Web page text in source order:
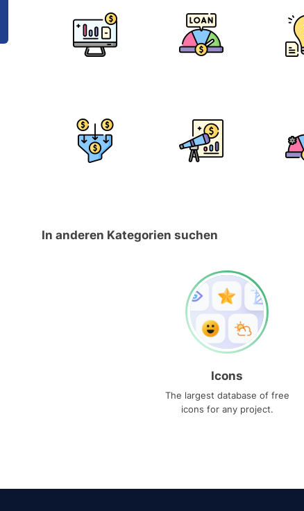
In anderen Kategorien suchen
Icons
The largest database of free
icons for any project.